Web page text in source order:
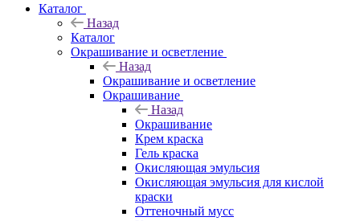
Каталог
Назад
Каталог
Окрашивание и осветление
Назад
Окрашивание и осветление
Окрашивание
Назад
Окрашивание
Крем краска
Гель краска
Окисляющая эмульсия
Окисляющая эмульсия для кислой
краски
Оттеночный мусс